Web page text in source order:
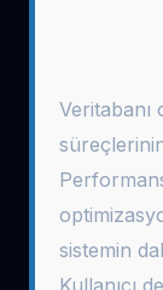
Veritabanı
sistemin